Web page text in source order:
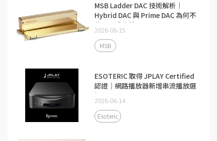
MSB Ladder DAC 技術解析｜
Hybrid DAC 與 Prime DAC 為何不
使用現成晶片
2026-06-15
MSB
ESOTERIC 取得 JPLAY Certified
認證｜網路播放器新增串流播放選
擇
2026-06-14
Esoteric